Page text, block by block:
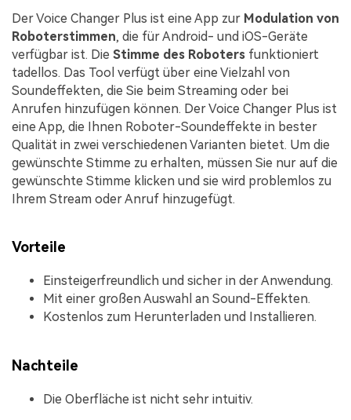
Der Voice Changer Plus ist eine App zur Modulation von
Roboterstimmen, die für Android- und iOS-Geräte
verfügbar ist. Die Stimme des Roboters funktioniert
tadellos. Das Tool verfügt über eine Vielzahl von
Soundeffekten, die Sie beim Streaming oder bei
Anrufen hinzufügen können. Der Voice Changer Plus ist
eine App, die Ihnen Roboter-Soundeffekte in bester
Qualität in zwei verschiedenen Varianten bietet. Um die
gewünschte Stimme zu erhalten, müssen Sie nur auf die
gewünschte Stimme klicken und sie wird problemlos zu
Ihrem Stream oder Anruf hinzugefügt.
Vorteile
Einsteigerfreundlich und sicher in der Anwendung.
Mit einer großen Auswahl an Sound-Effekten.
Kostenlos zum Herunterladen und Installieren.
Nachteile
Die Oberfläche ist nicht sehr intuitiv.